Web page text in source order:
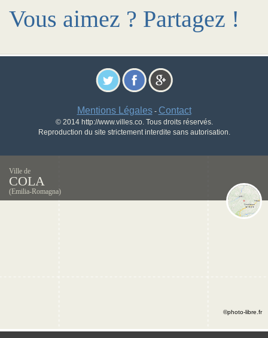
Vous aimez ? Partagez !
Mentions Légales- Contact
© 2014 http://www.villes.co. Tous droits réservés.
Reproduction du site strictement interdite sans autorisation.
Ville de
COLA
(Emilia-Romagna)
©photo-libre.fr